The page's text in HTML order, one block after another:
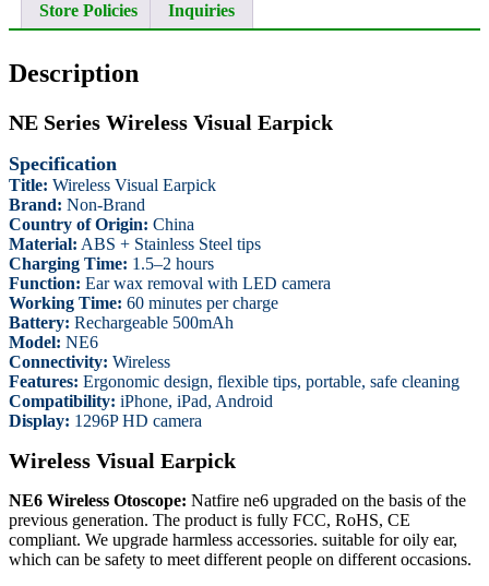
Store Policies Inquiries
Description
NE Series Wireless Visual Earpick
Specification
Title: Wireless Visual Earpick
Brand: Non-Brand
Country of Origin: China
Material: ABS + Stainless Steel tips
Charging Time: 1.5–2 hours
Function: Ear wax removal with LED camera
Working Time: 60 minutes per charge
Battery: Rechargeable 500mAh
Model: NE6
Connectivity: Wireless
Features: Ergonomic design, flexible tips, portable, safe cleaning
Compatibility: iPhone, iPad, Android
Display: 1296P HD camera
Wireless Visual Earpick
NE6 Wireless Otoscope: Natfire ne6 upgraded on the basis of the
previous generation. The product is fully FCC, RoHS, CE
compliant. We upgrade harmless accessories. suitable for oily ear,
which can be safety to meet different people on different occasions.